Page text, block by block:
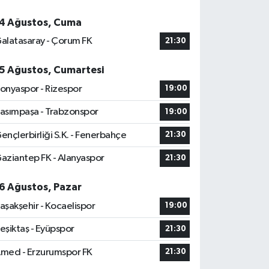
Ağustos, Cuma
- Çorum FK
21:30
Ağustos, Cumartesi
- Rizespor
19:00
- Trabzonspor 19:00
S.K. - Fenerbahçe 21:30
FK - Alanyaspor 21:30
Ağustos, Pazar
- Kocaelispor
19:00
- Eyüpspor 21:30
- Erzurumspor FK 21:30